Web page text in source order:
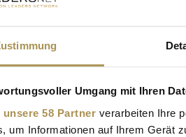
Umgang mit Ihren
unsere 58 Partner verarbeiten Ihre
um Informationen auf Ihrem Gerät
Anführungszeichen: zb "Vorname
Stimmen und Eindrücke
fand die vierte und letzte Ausgabe
gewohnten Schauplatz in der
Motto "KI & Marke: Liebe oder